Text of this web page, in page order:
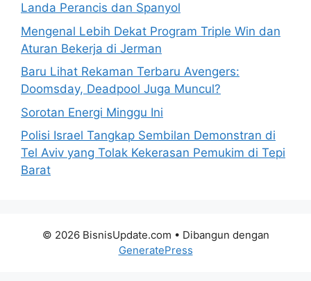
Landa Perancis dan Spanyol
Mengenal Lebih Dekat Program Triple Win dan
Aturan Bekerja di Jerman
Baru Lihat Rekaman Terbaru Avengers:
Doomsday, Deadpool Juga Muncul?
Sorotan Energi Minggu Ini
Polisi Israel Tangkap Sembilan Demonstran di
Tel Aviv yang Tolak Kekerasan Pemukim di Tepi
Barat
© 2026 BisnisUpdate.com • Dibangun dengan
GeneratePress